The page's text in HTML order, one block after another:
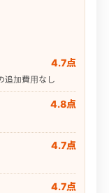
4.7点
追加費用なし
4.8点
4.7点
4.7点